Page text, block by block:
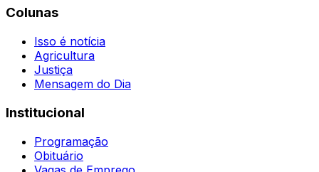
Colunas
Isso é notícia
Agricultura
Justiça
Mensagem do Dia
Institucional
Programação
Obituário